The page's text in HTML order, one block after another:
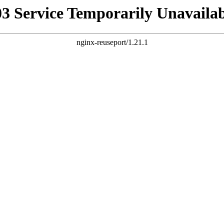
Service Temporarily
nginx-reuseport/1.21.1